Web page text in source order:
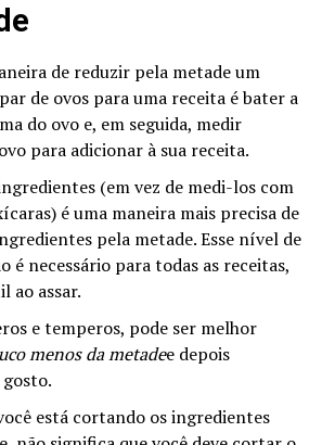
de reduzir pela metade um
de ovos para uma receita é bater a
do ovo e, em seguida, medir
para adicionar à sua receita.
(em vez de medi-los com
é uma maneira mais precisa de
pela metade. Esse nível de
é necessário para todas as receitas,
ao assar.
e temperos, pode ser melhor
menos da metadee depois
está cortando os ingredientes